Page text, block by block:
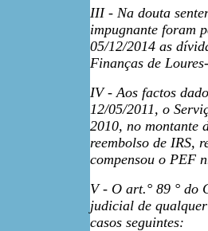
III - Na douta
impugnante foram
05/12/2014 as
Finanças de
IV - Aos factos
12/05/2011, o
2010, no montante
reembolso de IRS,
compensou o PEF
V - O art.° 89 ° do
judicial de
casos seguintes: